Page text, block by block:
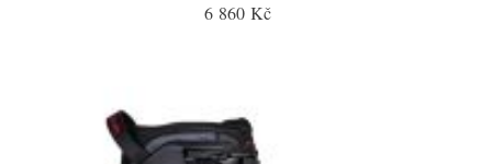
6 860 Kč